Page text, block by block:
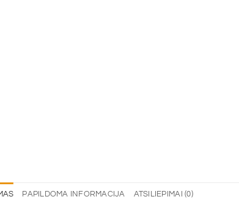
PAPILDOMA INFORMACIJA ATSILIEPIMAI (0)